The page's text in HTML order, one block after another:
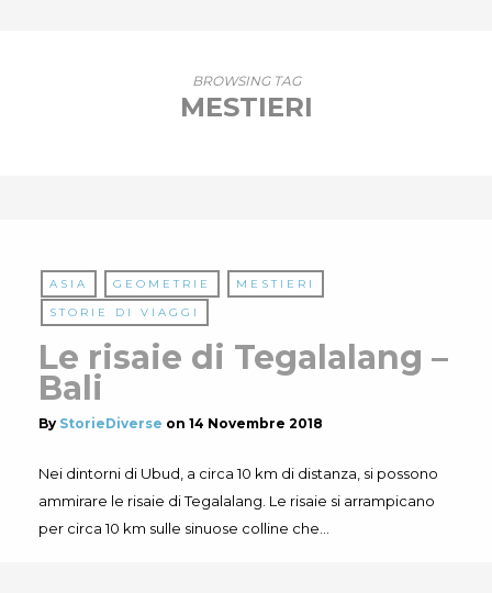
BROWSING TAG
MESTIERI
ASIA GEOMETRIE
MESTIERI
STORIE DI VIAGGI
Le risaie di Tegalalang –
Bali
By StorieDiverse on 14 Novembre 2018
Nei dintorni di Ubud, a circa 10 km di distanza, si possono
ammirare le risaie di Tegalalang. Le risaie si arrampicano
per circa 10 km sulle sinuose colline che…